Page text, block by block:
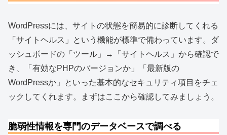
WordPressには、サイトの状態を簡易的に診断してくれる
「サイトヘルス」という機能が標準で備わっています。ダ
ッシュボードの「ツール」→「サイトヘルス」から確認で
き、「有効なPHPのバージョンか」「最新版の
WordPressか」といった基本的なセキュリティ項目をチェ
ックしてくれます。まずはここから確認してみましょう。
脆弱性情報を専門のデータベースで調べる